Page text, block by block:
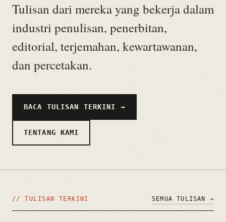
Tulisan dari mereka yang bekerja dalam
industri penulisan, penerbitan,
editorial, terjemahan, kewartawanan,
dan percetakan.
BACA TULISAN TERKINI →
TENTANG KAMI
// TULISAN TERKINI SEMUA TULISAN →